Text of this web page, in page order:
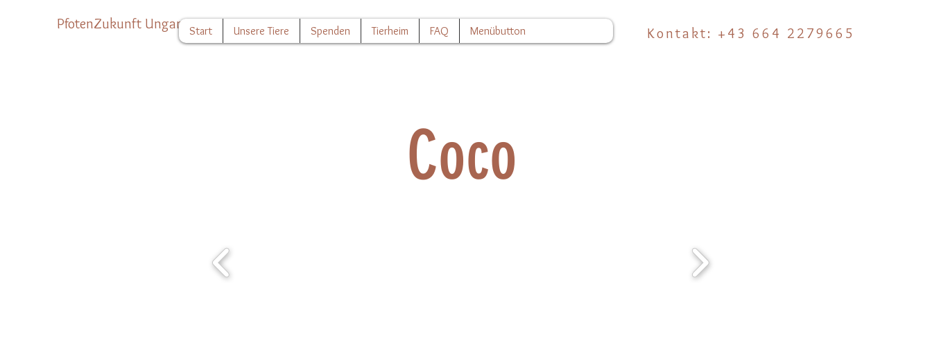
PfotenZukunft UngarnStart Unsere Tiere Spenden Tierheim FAQ Menübutton Kontakt: +43 664 2279665
Coco